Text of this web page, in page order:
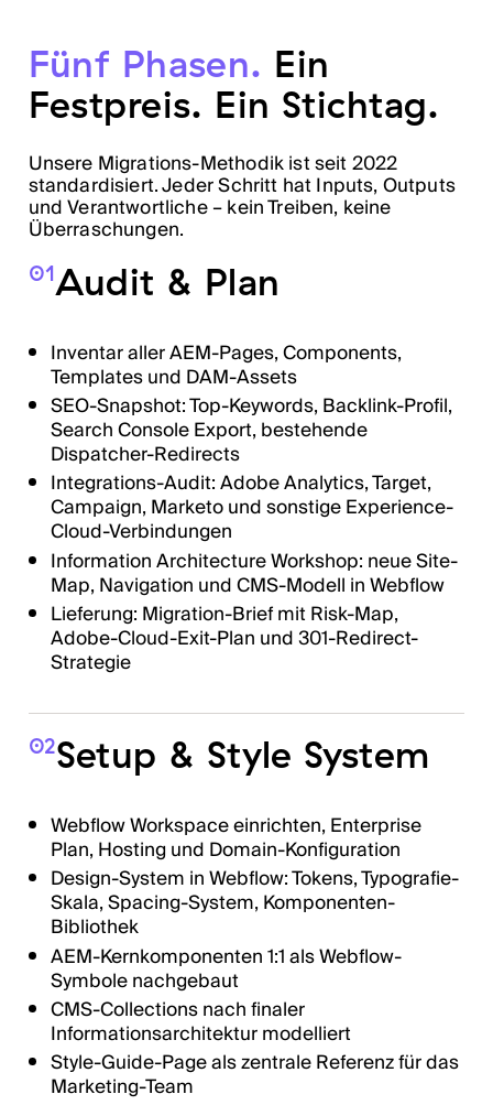
Fünf Phasen. Ein
Festpreis. Ein Stichtag.
Unsere Migrations-Methodik ist seit 2022
standardisiert. Jeder Schritt hat Inputs, Outputs
und Verantwortliche – kein Treiben, keine
Überraschungen.
01Audit & Plan
Inventar aller AEM-Pages, Components,
Templates und DAM-Assets
SEO-Snapshot: Top-Keywords, Backlink-Profil,
Search Console Export, bestehende
Dispatcher-Redirects
Integrations-Audit: Adobe Analytics, Target,
Campaign, Marketo und sonstige Experience-
Cloud-Verbindungen
Information Architecture Workshop: neue Site-
Map, Navigation und CMS-Modell in Webflow
Lieferung: Migration-Brief mit Risk-Map,
Adobe-Cloud-Exit-Plan und 301-Redirect-
Strategie
02Setup & Style System
Webflow Workspace einrichten, Enterprise
Plan, Hosting und Domain-Konfiguration
Design-System in Webflow: Tokens, Typografie-
Skala, Spacing-System, Komponenten-
Bibliothek
AEM-Kernkomponenten 1:1 als Webflow-
Symbole nachgebaut
CMS-Collections nach finaler
Informationsarchitektur modelliert
Style-Guide-Page als zentrale Referenz für das
Marketing-Team